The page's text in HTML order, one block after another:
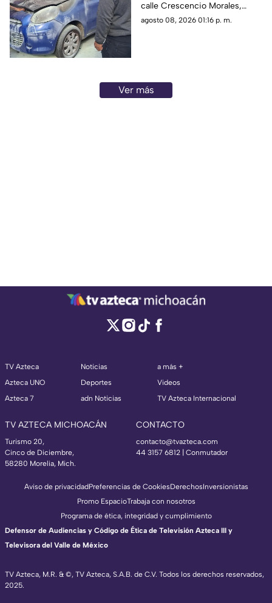
calle Crescencio Morales,
esquina con Abasolo, en el
agosto 08, 2026 01:16 p. m.
Ver más
TV Azteca
Azteca UNO
Azteca 7
Noticias
Deportes
adn Noticias
a más +
Videos
TV Azteca Internacional
TV AZTECA MICHOACÁN
Turismo 20,
Cinco de Diciembre,
58280 Morelia, Mich.
CONTACTO
contacto@tvazteca.com
44 3157 6812 | Conmutador
TV Azteca, M.R. & ©, TV Azteca, S.A.B. de C.V. Todos los derechos reservados,
2025.
Aviso de privacidadPreferencias de CookiesDerechosInversionistas
Promo EspacioTrabaja con nosotros
Programa de ética, integridad y cumplimiento
Defensor de Audiencias y Código de Ética de Televisión Azteca III y
Televisora del Valle de México